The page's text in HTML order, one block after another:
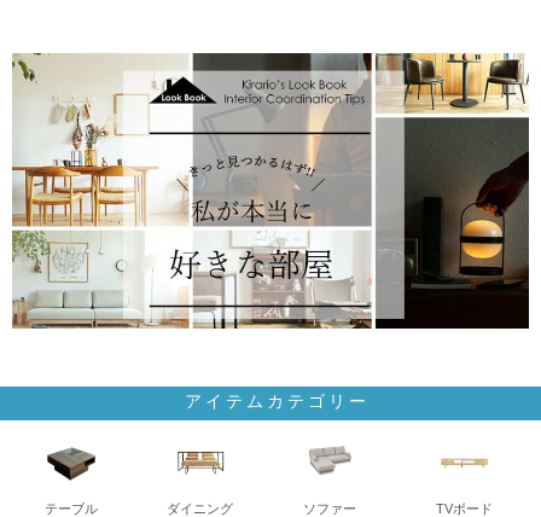
アイテムカテゴリー
テーブル ダイニング ソファー TVボード